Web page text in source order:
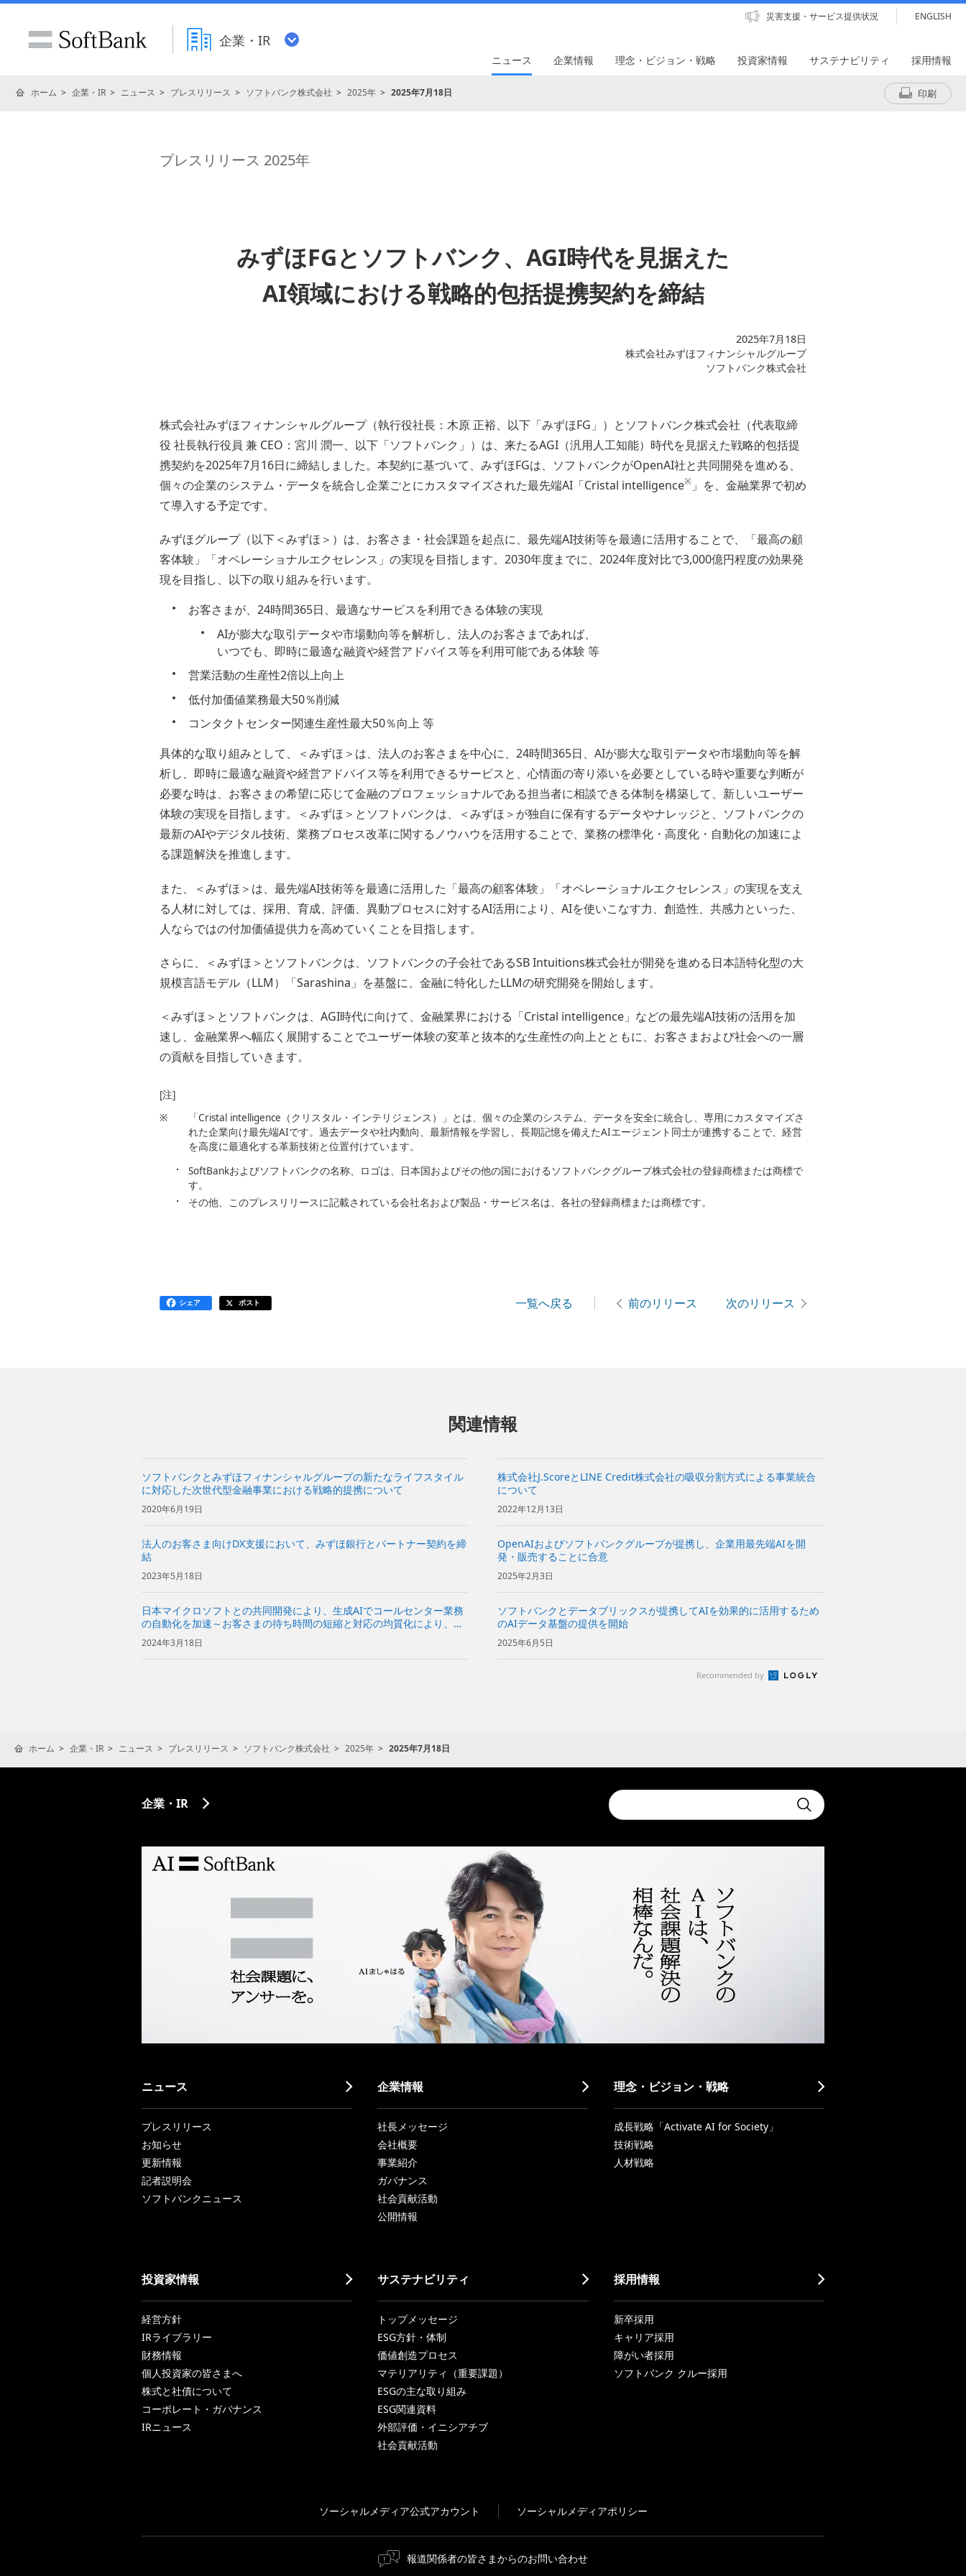
企業・IR
災害支援・サービス提供状況 ENGLISH
ニュース 企業情報 理念・ビジョン・戦略 投資家情報 サステナビリティ 採用情報
ホーム 企業・IR ニュース プレスリリース ソフトバンク株式会社 2025年 2025年7月18日 印刷
プレスリリース 2025年
みずほFGとソフトバンク、AGI時代を見据えた
AI領域における戦略的包括提携契約を締結
2025年7月18日
株式会社みずほフィナンシャルグループ
ソフトバンク株式会社
株式会社みずほフィナンシャルグループ（執行役社長：木原 正裕、以下「みずほFG」）とソフトバンク株式会社（代表取締
役 社長執行役員 兼 CEO：宮川 潤一、以下「ソフトバンク」）は、来たるAGI（汎用人工知能）時代を見据えた戦略的包括提
携契約を2025年7月16日に締結しました。本契約に基づいて、みずほFGは、ソフトバンクがOpenAI社と共同開発を進める、
個々の企業のシステム・データを統合し企業ごとにカスタマイズされた最先端AI「Cristal intelligence※ 」を、金融業界で初め
て導入する予定です。
みずほグループ（以下＜みずほ＞）は、お客さま・社会課題を起点に、最先端AI技術等を最適に活用することで、「最高の顧
客体験」「オペレーショナルエクセレンス」の実現を目指します。2030年度までに、2024年度対比で3,000億円程度の効果発
現を目指し、以下の取り組みを行います。
お客さまが、24時間365日、最適なサービスを利用できる体験の実現
AIが膨大な取引データや市場動向等を解析し、法人のお客さまであれば、
いつでも、即時に最適な融資や経営アドバイス等を利用可能である体験 等
営業活動の生産性2倍以上向上
低付加価値業務最大50％削減
コンタクトセンター関連生産性最大50％向上 等
具体的な取り組みとして、＜みずほ＞は、法人のお客さまを中心に、24時間365日、AIが膨大な取引データや市場動向等を解
析し、即時に最適な融資や経営アドバイス等を利用できるサービスと、心情面の寄り添いを必要としている時や重要な判断が
必要な時は、お客さまの希望に応じて金融のプロフェッショナルである担当者に相談できる体制を構築して、新しいユーザー
体験の実現を目指します。＜みずほ＞とソフトバンクは、＜みずほ＞が独自に保有するデータやナレッジと、ソフトバンクの
最新のAIやデジタル技術、業務プロセス改革に関するノウハウを活用することで、業務の標準化・高度化・自動化の加速によ
る課題解決を推進します。
また、＜みずほ＞は、最先端AI技術等を最適に活用した「最高の顧客体験」「オペレーショナルエクセレンス」の実現を支え
る人材に対しては、採用、育成、評価、異動プロセスに対するAI活用により、AIを使いこなす力、創造性、共感力といった、
人ならではの付加価値提供力を高めていくことを目指します。
さらに、＜みずほ＞とソフトバンクは、ソフトバンクの子会社であるSB Intuitions株式会社が開発を進める日本語特化型の大
規模言語モデル（LLM）「Sarashina」を基盤に、金融に特化したLLMの研究開発を開始します。
＜みずほ＞とソフトバンクは、AGI時代に向けて、金融業界における「Cristal intelligence」などの最先端AI技術の活用を加
速し、金融業界へ幅広く展開することでユーザー体験の変革と抜本的な生産性の向上とともに、お客さまおよび社会への一層
の貢献を目指していきます。
[注]
※
「Cristal intelligence（クリスタル・インテリジェンス）」とは、個々の企業のシステム、データを安全に統合し、専用にカスタマイズさ
れた企業向け最先端AIです。過去データや社内動向、最新情報を学習し、長期記憶を備えたAIエージェント同士が連携することで、経営
を高度に最適化する革新技術と位置付けています。
SoftBankおよびソフトバンクの名称、ロゴは、日本国およびその他の国におけるソフトバンクグループ株式会社の登録商標または商標で
す。
その他、このプレスリリースに記載されている会社名および製品・サービス名は、各社の登録商標または商標です。
シェア ポスト 一覧へ戻る 前のリリース 次のリリース
関連情報
ソフトバンクとみずほフィナンシャルグループの新たなライフスタイル
に対応した次世代型金融事業における戦略的提携について
2020年6月19日
株式会社J.ScoreとLINE Credit株式会社の吸収分割方式による事業統合
について
2022年12月13日
法人のお客さま向けDX支援において、みずほ銀行とパートナー契約を締
結
2023年5月18日
OpenAIおよびソフトバンクグループが提携し、企業用最先端AIを開
発・販売することに合意
2025年2月3日
日本マイクロソフトとの共同開発により、生成AIでコールセンター業務
の自動化を加速～お客さまの待ち時間の短縮と対応の均質化により、顧
客満足度向上を目指す～
2024年3月18日
ソフトバンクとデータブリックスが提携してAIを効果的に活用するため
のAIデータ基盤の提供を開始
2025年6月5日
Recommended by
ホーム 企業・IR ニュース プレスリリース ソフトバンク株式会社 2025年 2025年7月18日
Conduct
a
search
Submit
企業・IR
ニュース
プレスリリース
お知らせ
更新情報
記者説明会
ソフトバンクニュース
企業情報
社長メッセージ
会社概要
事業紹介
ガバナンス
社会貢献活動
公開情報
理念・ビジョン・戦略
成長戦略「Activate AI for Society」
技術戦略
人材戦略
投資家情報
経営方針
IRライブラリー
財務情報
個人投資家の皆さまへ
株式と社債について
コーポレート・ガバナンス
IRニュース
サステナビリティ
トップメッセージ
ESG方針・体制
価値創造プロセス
マテリアリティ（重要課題）
ESGの主な取り組み
ESG関連資料
外部評価・イニシアチブ
社会貢献活動
採用情報
新卒採用
キャリア採用
障がい者採用
ソフトバンク クルー採用
ソーシャルメディア公式アカウント ソーシャルメディアポリシー
報道関係者の皆さまからのお問い合わせ